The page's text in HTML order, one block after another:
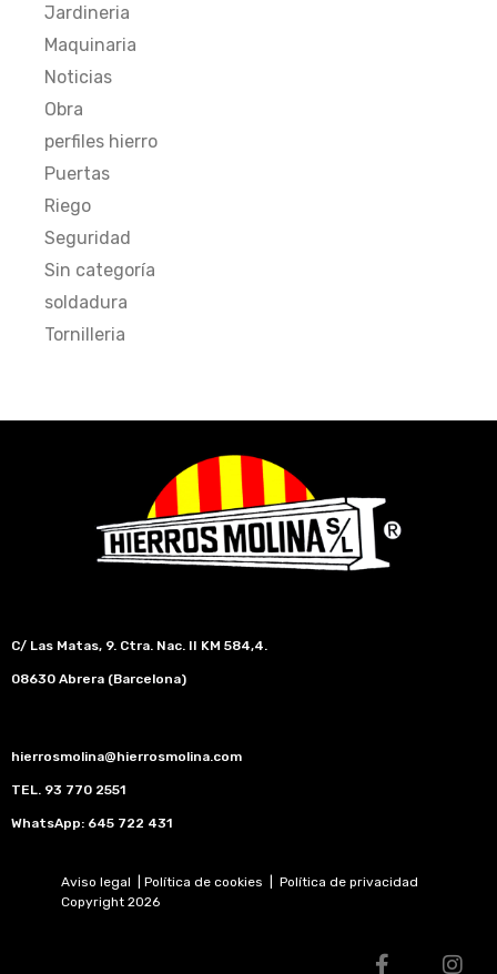
Jardineria
Maquinaria
Noticias
Obra
perfiles hierro
Puertas
Riego
Seguridad
Sin categoría
soldadura
Tornilleria
C/ Las Matas, 9. Ctra. Nac. II KM 584,4.
08630 Abrera (Barcelona)
hierrosmolina@hierrosmolina.com
TEL. 93 770 2551
WhatsApp: 645 722 431
Aviso legal Política de cookies
Política de privacidad
Copyright 2026